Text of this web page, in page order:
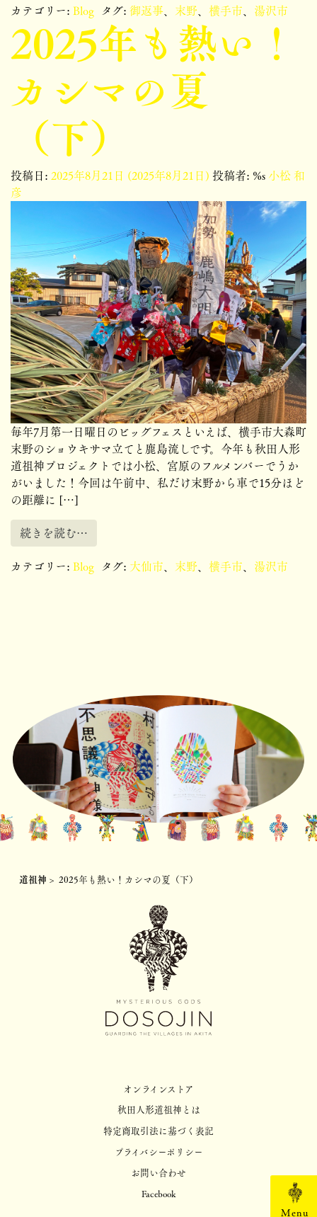
Menu
カテゴリー:Blog タグ:御返事、 末野、 横手市、 湯沢市
2025年も熱い！
カシマの夏
（下）
投稿日:2025年8月21日 (2025年8月21日) 投稿者: %s小松 和
彦
毎年7月第一日曜日のビッグフェスといえば、横手市大森町
末野のショウキサマ立てと鹿島流しです。今年も秋田人形
道祖神プロジェクトでは小松、宮原のフルメンバーでうか
がいました！今回は午前中、私だけ末野から車で15分ほど
の距離に […]
続きを読む…
カテゴリー:Blog タグ: 大仙市、 末野、 横手市、 湯沢市
道祖神 > 2025年も熱い！カシマの夏（下）
オンラインストア
秋田人形道祖神とは
特定商取引法に基づく表記
プライバシーポリシー
お問い合わせ
Facebook